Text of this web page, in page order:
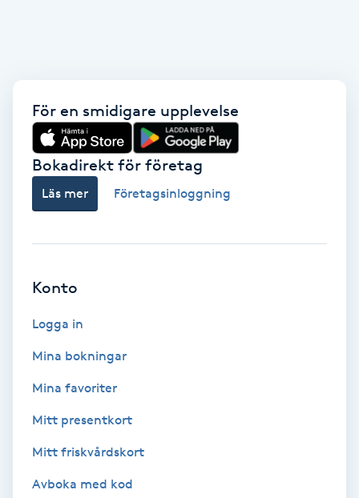
Volymfransar
Vårtor
Yogamassage
Zonterapi
För en smidigare upplevelse
Bokadirekt för företag
Läs mer Företagsinloggning
Konto
Logga in
Mina bokningar
Mina favoriter
Mitt presentkort
Mitt friskvårdskort
Avboka med kod